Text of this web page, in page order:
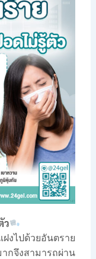
ว
งไปด้วยอันตราย
จึงสามารถผ่าน